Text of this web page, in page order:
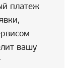
платеж
вашу